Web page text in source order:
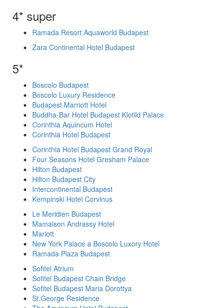
4* super
Ramada Resort Aquaworld Budapest
Zara Continental Hotel Budapest
5*
Boscolo Budapest
Boscolo Luxury Residence
Budapest Marriott Hotel
Buddha-Bar Hotel Budapest Klotild Palace
Corinthia Aquincum Hotel
Corinthia Hotel Budapest
Corinthia Hotel Budapest Grand Royal
Four Seasons Hotel Gresham Palace
Hilton Budapest
Hilton Budapest City
Intercontinental Budapest
Kempinski Hotel Corvinus
Le Meridien Budapest
Mamaison Andrassy Hotel
Mariott
New York Palace a Boscolo Luxory Hotel
Ramada Plaza Budapest
Sofitel Atrium
Sofitel Budapest Chain Bridge
Sofitel Budapest Maria Dorottya
St.George Residence